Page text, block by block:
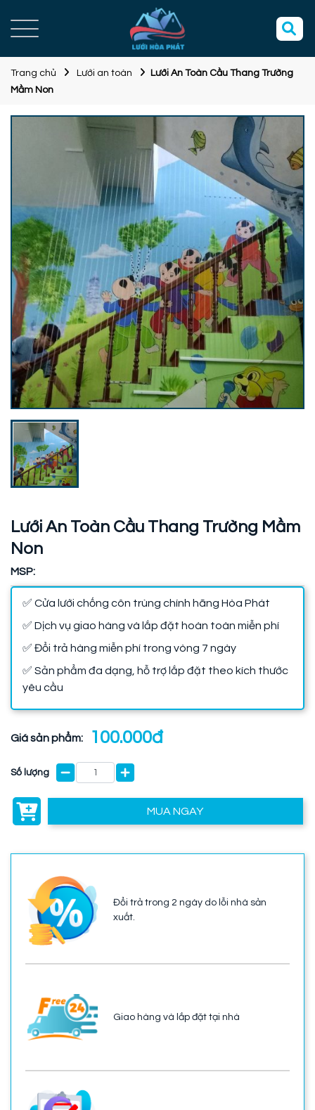
Trang chủ Lưới an toàn
Lưới An Toàn Cầu Thang Trường
Mầm Non
Lưới An Toàn Cầu Thang Trường Mầm
Non
MSP:
✅ Cửa lưới chống côn trùng chính hãng Hòa Phát
✅ Dịch vụ giao hàng và lắp đặt hoàn toàn miễn phí
✅ Đổi trả hàng miễn phí trong vòng 7 ngày
✅ Sản phẩm đa dạng, hỗ trợ lắp đặt theo kích thước
yêu cầu
Giá sản phẩm: 100.000đ
Số lượng
MUA NGAY
Đổi trả trong 2 ngày do lỗi nhà sản
xuất.
Giao hàng và lắp đặt tại nhà